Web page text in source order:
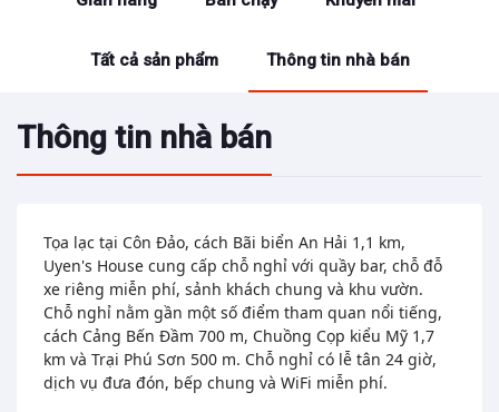
Tất cả sản phẩm Thông tin nhà bán
Thông tin nhà bán
Tọa lạc tại Côn Đảo, cách Bãi biển An Hải 1,1 km,
Uyen's House cung cấp chỗ nghỉ với quầy bar, chỗ đỗ
xe riêng miễn phí, sảnh khách chung và khu vườn.
Chỗ nghỉ nằm gần một số điểm tham quan nổi tiếng,
cách Cảng Bến Đầm 700 m, Chuồng Cọp kiểu Mỹ 1,7
km và Trại Phú Sơn 500 m. Chỗ nghỉ có lễ tân 24 giờ,
dịch vụ đưa đón, bếp chung và WiFi miễn phí.